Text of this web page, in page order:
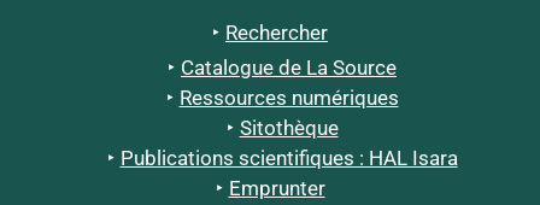
Rechercher
Catalogue de La Source
Ressources numériques
Sitothèque
Publications scientifiques : HAL Isara
Emprunter